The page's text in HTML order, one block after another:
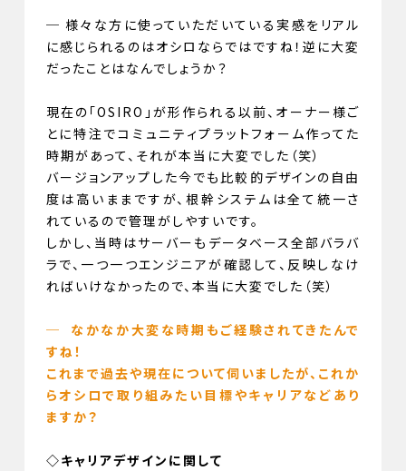
─ 様々な方に使っていただいている実感をリアル
に感じられるのはオシロならではですね！逆に大変
だったことはなんでしょうか？
現在の「OSIRO」が形作られる以前、オーナー様ご
とに特注でコミュニティプラットフォーム作ってた
時期があって、それが本当に大変でした（笑）
バージョンアップした今でも比較的デザインの自由
度は高いままですが、根幹システムは全て統一さ
れているので管理がしやすいです。
しかし、当時はサーバーもデータベース全部バラバ
ラで、一つ一つエンジニアが確認して、反映しなけ
ればいけなかったので、本当に大変でした（笑）
─ なかなか大変な時期もご経験されてきたんで
すね！
これまで過去や現在について伺いましたが、これか
らオシロで取り組みたい目標やキャリアなどあり
ますか？
◇キャリアデザインに関して